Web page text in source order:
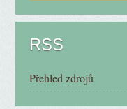
RSS
Přehled zdrojů